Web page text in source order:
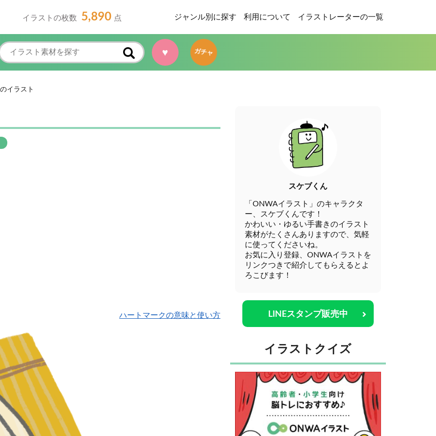
イラストの枚数 5,890 点 ジャンル別に探す 利用について イラストレーターの一覧
♥ ガチャ
イラスト
ハートマークの意味と使い方
スケブくん
「ONWAイラスト」のキャラクタ
ー、スケブくんです！
かわいい・ゆるい手書きのイラスト
素材がたくさんありますので、気軽
に使ってくださいね。
お気に入り登録、ONWAイラストを
リンクつきで紹介してもらえるとよ
ろこびます！
LINEスタンプ販売中
イラストクイズ